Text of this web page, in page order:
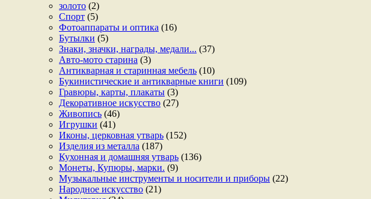
золото (2)
Спорт (5)
Фотоаппараты и оптика (16)
Бутылки (5)
Знаки, значки, награды, медали... (37)
Авто-мото старина (3)
Антикварная и старинная мебель (10)
Букинистические и антикварные книги (109)
Гравюры, карты, плакаты (3)
Декоративное искусство (27)
Живопись (46)
Игрушки (41)
Иконы, церковная утварь (152)
Изделия из металла (187)
Кухонная и домашняя утварь (136)
Монеты, Купюры, марки. (9)
Музыкальные инструменты и носители и приборы (22)
Народное искусство (21)